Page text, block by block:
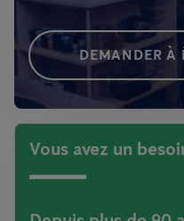
DEMANDER À
Vous avez un